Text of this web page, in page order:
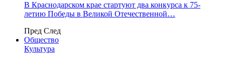
В Краснодарском крае стартуют два конкурса к 75-
летию Победы в Великой Отечественной…
Пред След
Общество
Культура